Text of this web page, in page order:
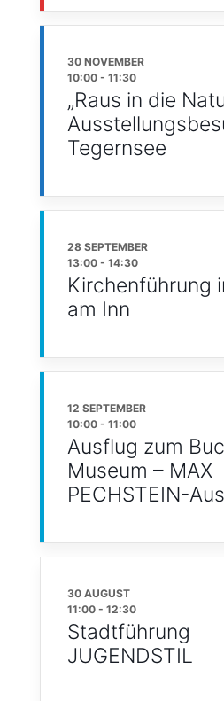
30 NOVEMBER
10:00- 11:30
„Raus in die
Tegernsee
28 SEPTEMBER
13:00- 14:30
Kirchenführung
am Inn
12 SEPTEMBER
10:00- 11:00
Ausflug zum
Museum – MAX
PECHSTEIN-
30 AUGUST
11:00- 12:30
Stadtführung
JUGENDSTIL